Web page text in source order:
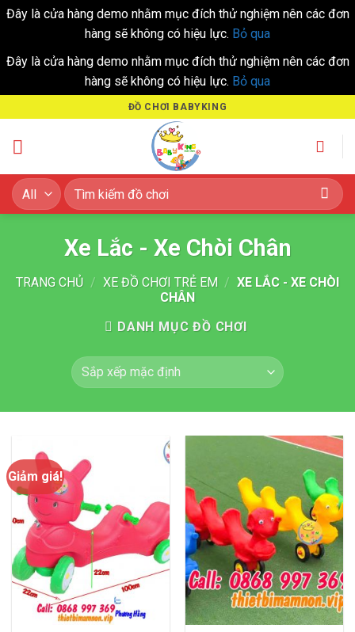
Đây là cửa hàng demo nhằm mục đích thử nghiệm nên các đơn
hàng sẽ không có hiệu lực. Bỏ qua
Đây là cửa hàng demo nhằm mục đích thử nghiệm nên các đơn
hàng sẽ không có hiệu lực. Bỏ qua
to
content
ĐỒ CHƠI BABYKING
Tìm
kiếm:
Xe Lắc - Xe Chòi Chân
TRANG CHỦ / XE ĐỒ CHƠI TRẺ EM / XE LẮC - XE CHÒI
CHÂN
DANH MỤC ĐỒ CHƠI
Giảm giá!